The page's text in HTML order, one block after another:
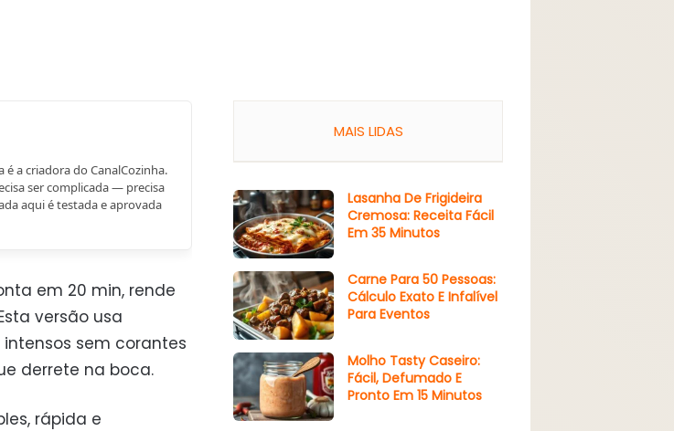
a criadora do CanalCozinha.
ser complicada — precisa
aqui é testada e aprovada
em 20 min, rende
versão usa
sem corantes
derrete na boca.
rápida e
MAIS LIDAS
Lasanha De Frigideira
Cremosa: Receita Fácil
Em 35 Minutos
Carne Para 50 Pessoas:
Cálculo Exato E Infalível
Para Eventos
Molho Tasty Caseiro:
Fácil, Defumado E
Pronto Em 15 Minutos